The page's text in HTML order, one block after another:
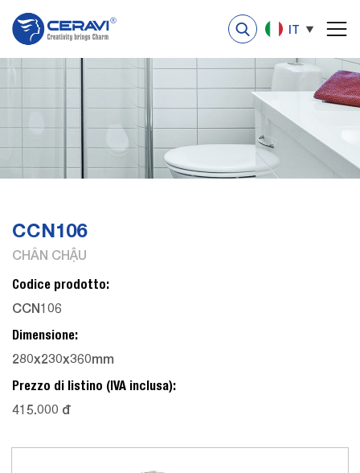
IT
CCN106
CHÂN CHẬU
Codice prodotto:
CCN106
Dimensione:
280x230x360mm
Prezzo di listino (IVA inclusa):
415.000 đ